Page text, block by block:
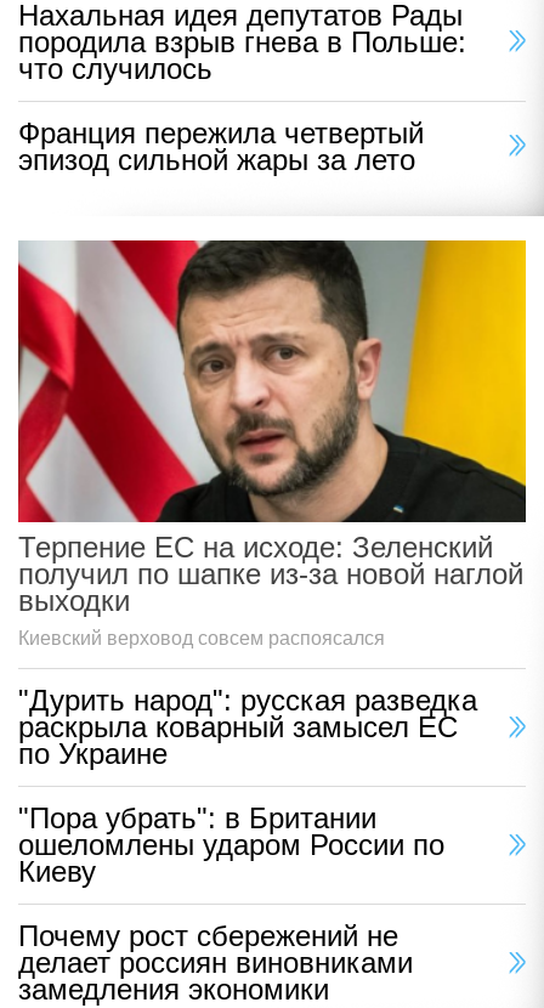
Нахальная идея депутатов Рады
породила взрыв гнева в Польше:
что случилось
Франция пережила четвертый
эпизод сильной жары за лето
Терпение ЕС на исходе: Зеленский
получил по шапке из-за новой наглой
выходки
Киевский верховод совсем распоясался
"Дурить народ": русская разведка
раскрыла коварный замысел ЕС
по Украине
"Пора убрать": в Британии
ошеломлены ударом России по
Киеву
Почему рост сбережений не
делает россиян виновниками
замедления экономики